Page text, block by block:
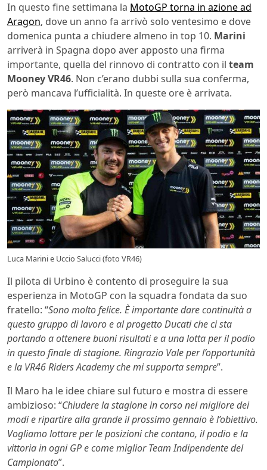
In questo fine settimana la MotoGP torna in azione ad
Aragon, dove un anno fa arrivò solo ventesimo e dove
domenica punta a chiudere almeno in top 10. Marini
arriverà in Spagna dopo aver apposto una firma
importante, quella del rinnovo di contratto con il team
Mooney VR46. Non c’erano dubbi sulla sua conferma,
però mancava l’ufficialità. In queste ore è arrivata.
Luca Marini e Uccio Salucci (foto VR46)
Il pilota di Urbino è contento di proseguire la sua
esperienza in MotoGP con la squadra fondata da suo
fratello: “Sono molto felice. È importante dare continuità a
questo gruppo di lavoro e al progetto Ducati che ci sta
portando a ottenere buoni risultati e a una lotta per il podio
in questo finale di stagione. Ringrazio Vale per l’opportunità
e la VR46 Riders Academy che mi supporta sempre”.
Il Maro ha le idee chiare sul futuro e mostra di essere
ambizioso: “Chiudere la stagione in corso nel migliore dei
modi e ripartire alla grande il prossimo gennaio è l’obiettivo.
Vogliamo lottare per le posizioni che contano, il podio e la
vittoria in ogni GP e come miglior Team Indipendente del
Campionato”.